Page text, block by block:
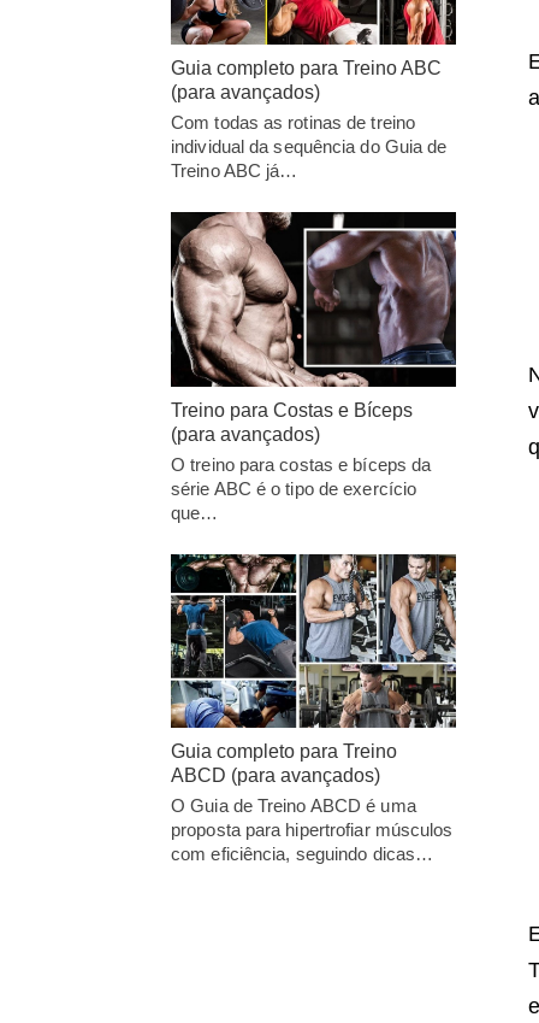
Guia completo para Treino ABC
(para avançados)
Com todas as rotinas de treino
individual da sequência do Guia de
Treino ABC já…
Treino para Costas e Bíceps
(para avançados)
O treino para costas e bíceps da
série ABC é o tipo de exercício
que…
Guia completo para Treino
ABCD (para avançados)
O Guia de Treino ABCD é uma
proposta para hipertrofiar músculos
com eficiência, seguindo dicas…